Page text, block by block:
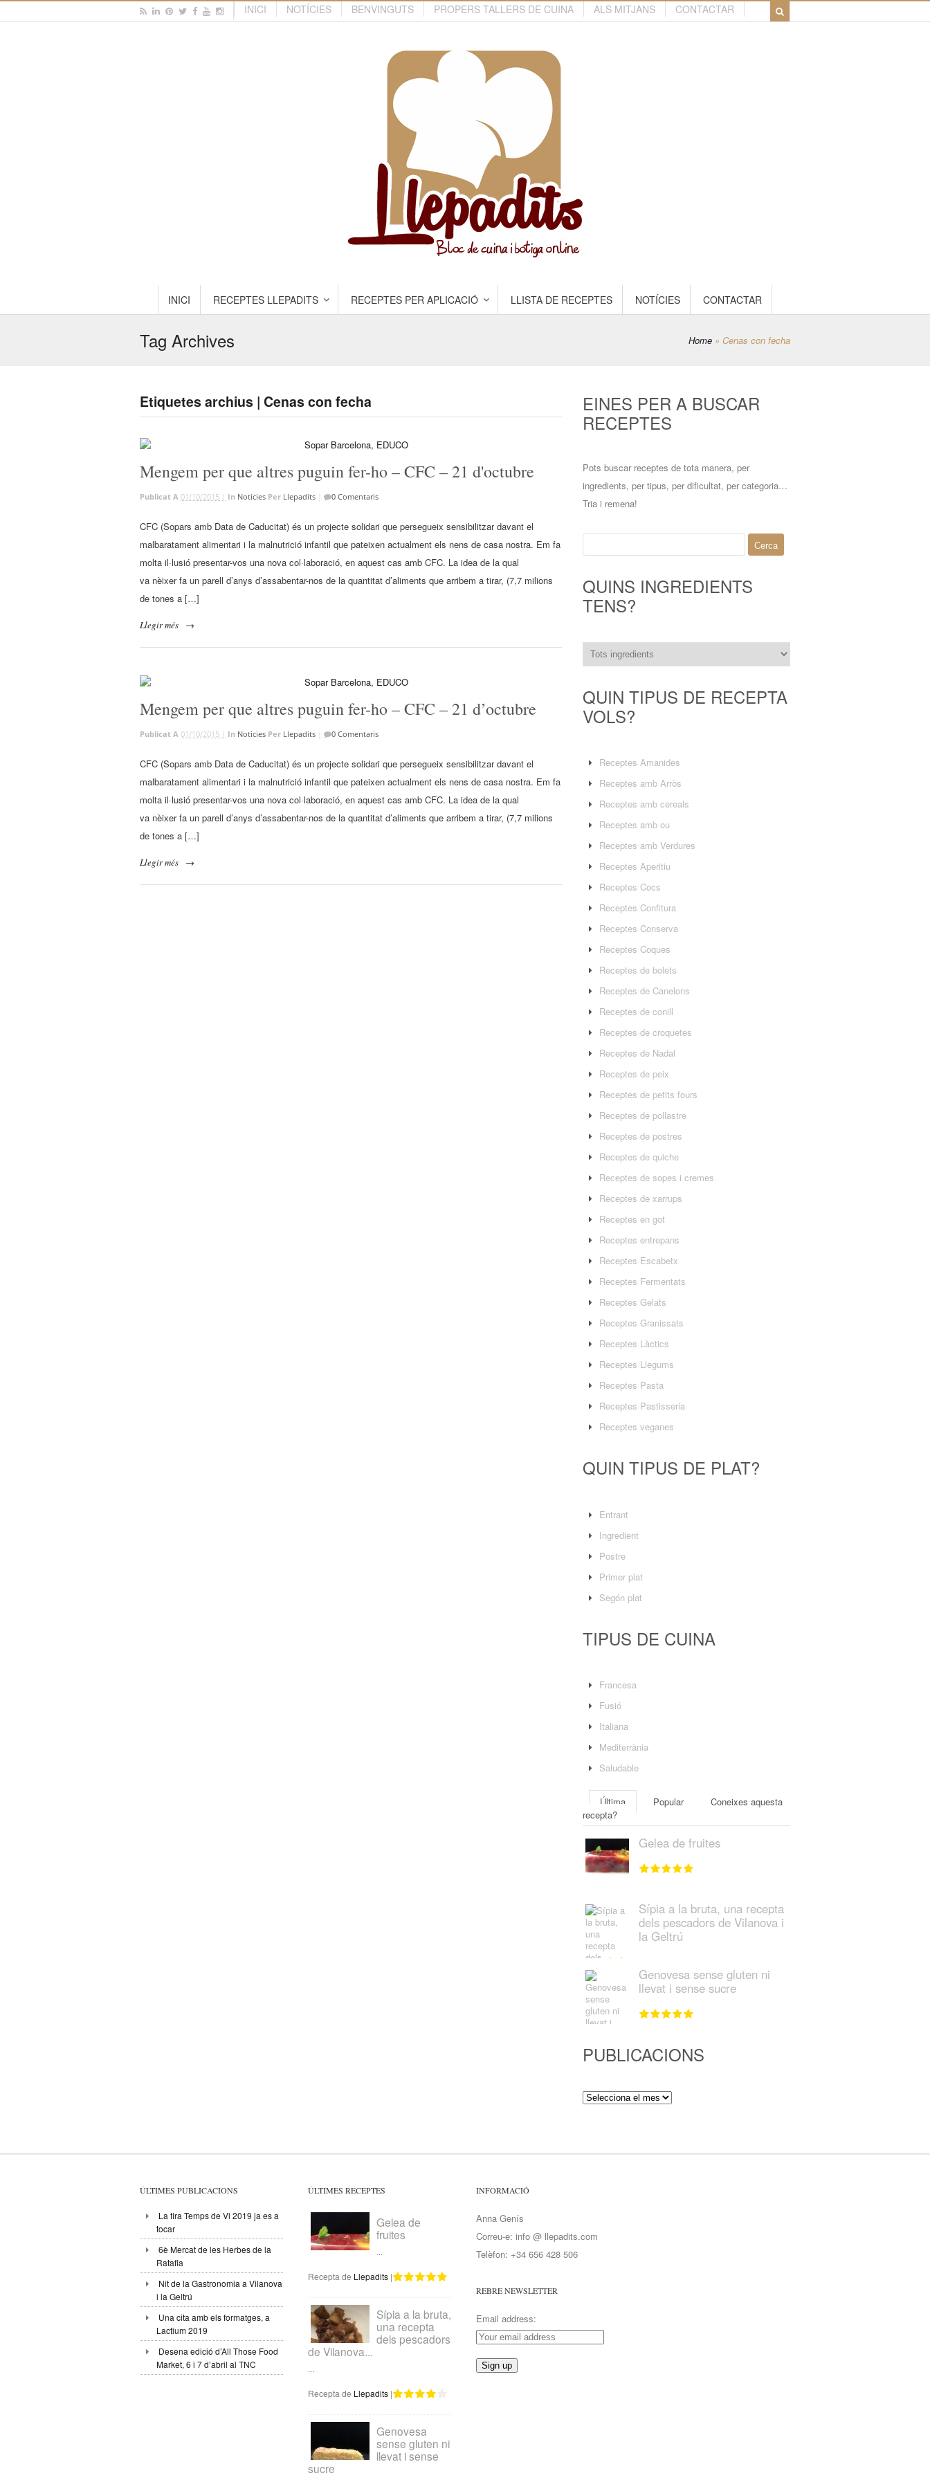
INICI NOTÍCIES BENVINGUTS PROPERS TALLERS DE CUINA ALS MITJANS CONTACTAR
INICI RECEPTES LLEPADITS RECEPTES PER APLICACIÓ LLISTA DE RECEPTES NOTÍCIES CONTACTAR
Tag Archives Home » Cenas con fecha
Etiquetes archius | Cenas con fecha
Mengem per que altres puguin fer-ho – CFC – 21 d'octubre
Publicat A 01/10/2015 | In Noticies Per Llepadits 0 Comentaris
CFC (Sopars amb Data de Caducitat) és un projecte solidari que persegueix sensibilitzar davant el
malbaratament alimentari i la malnutrició infantil que pateixen actualment els nens de casa nostra. Em fa
molta il·lusió presentar-vos una nova col·laboració, en aquest cas amb CFC. La idea de la qual
va nèixer fa un parell d’anys d’assabentar-nos de la quantitat d’aliments que arribem a tirar, (7,7 milions
de tones a […]
Llegir més →
Mengem per que altres puguin fer-ho – CFC – 21 d’octubre
Publicat A 01/10/2015 | In Noticies Per Llepadits 0 Comentaris
CFC (Sopars amb Data de Caducitat) és un projecte solidari que persegueix sensibilitzar davant el
malbaratament alimentari i la malnutrició infantil que pateixen actualment els nens de casa nostra. Em fa
molta il·lusió presentar-vos una nova col·laboració, en aquest cas amb CFC. La idea de la qual
va nèixer fa un parell d’anys d’assabentar-nos de la quantitat d’aliments que arribem a tirar, (7,7 milions
de tones a […]
Llegir més →
EINES PER A BUSCAR
RECEPTES
Pots buscar receptes de tota manera, per
ingredients, per tipus, per dificultat, per categoria…
Tria i remena!
QUINS INGREDIENTS
TENS?
QUIN TIPUS DE RECEPTA
VOLS?
Receptes Amanides
Receptes amb Arròs
Receptes amb cereals
Receptes amb ou
Receptes amb Verdures
Receptes Aperitiu
Receptes Cocs
Receptes Confitura
Receptes Conserva
Receptes Coques
Receptes de bolets
Receptes de Canelons
Receptes de conill
Receptes de croquetes
Receptes de Nadal
Receptes de peix
Receptes de petits fours
Receptes de pollastre
Receptes de postres
Receptes de quiche
Receptes de sopes i cremes
Receptes de xarrups
Receptes en got
Receptes entrepans
Receptes Escabetx
Receptes Fermentats
Receptes Gelats
Receptes Granissats
Receptes Làctics
Receptes Llegums
Receptes Pasta
Receptes Pastisseria
Receptes veganes
QUIN TIPUS DE PLAT?
Entrant
Ingredient
Postre
Primer plat
Segón plat
TIPUS DE CUINA
Francesa
Fusió
Italiana
Mediterrània
Saludable
Última Popular
Coneixes aquesta
recepta?
Gelea de fruites
Sípia a la bruta, una recepta
dels pescadors de Vilanova i
la Geltrú
Genovesa sense gluten ni
llevat i sense sucre
PUBLICACIONS
Publicacions
ÚLTIMES PUBLICACIONS
La fira Temps de Vi 2019 ja es a
tocar
6è Mercat de les Herbes de la
Ratafia
Nit de la Gastronomia a Vilanova
i la Geltrú
Una cita amb els formatges, a
Lactium 2019
Desena edició d’All Those Food
Market, 6 i 7 d’abril al TNC
ÚLTIMES RECEPTES
Gelea de
fruites
...
Recepta de Llepadits|
Sípia a la bruta,
una recepta
dels pescadors
de Vilanova...
...
Recepta de Llepadits|
Genovesa
sense gluten ni
llevat i sense
sucre
INFORMACIÓ
Anna Genís
Correu-e: info @ llepadits.com
Telèfon: +34 656 428 506
REBRE NEWSLETTER
Email address: